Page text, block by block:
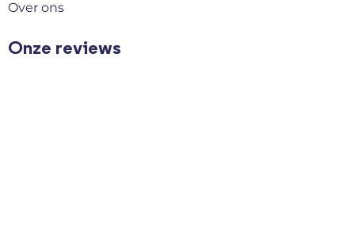
Over ons
Onze reviews